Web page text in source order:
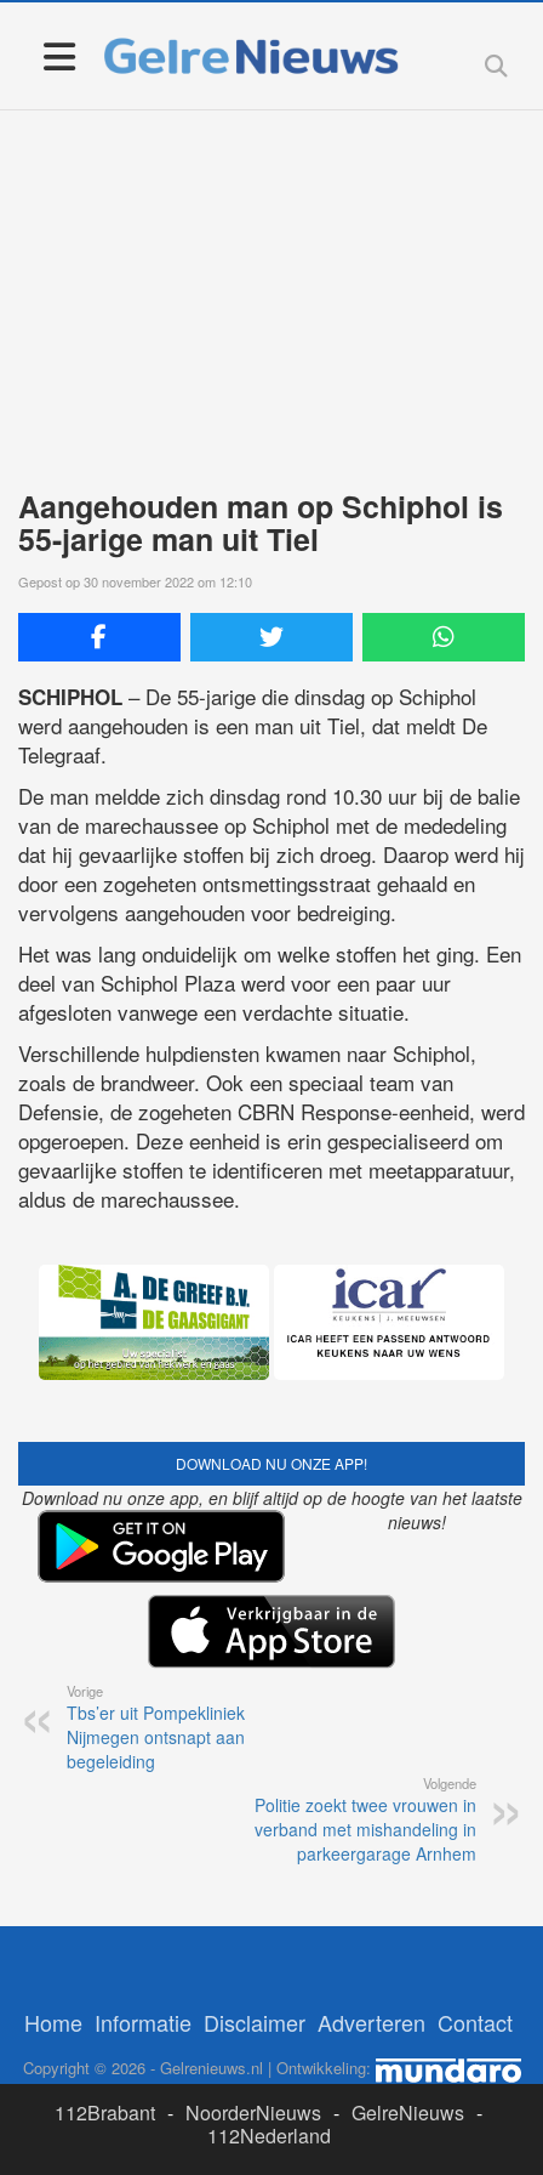
Aangehouden man op Schiphol is
55-jarige man uit Tiel
Gepost op 30 november 2022 om 12:10
SCHIPHOL – De 55-jarige die dinsdag op Schiphol
werd aangehouden is een man uit Tiel, dat meldt De
Telegraaf.
De man meldde zich dinsdag rond 10.30 uur bij de balie
van de marechaussee op Schiphol met de mededeling
dat hij gevaarlijke stoffen bij zich droeg. Daarop werd hij
door een zogeheten ontsmettingsstraat gehaald en
vervolgens aangehouden voor bedreiging.
Het was lang onduidelijk om welke stoffen het ging. Een
deel van Schiphol Plaza werd voor een paar uur
afgesloten vanwege een verdachte situatie.
Verschillende hulpdiensten kwamen naar Schiphol,
zoals de brandweer. Ook een speciaal team van
Defensie, de zogeheten CBRN Response-eenheid, werd
opgeroepen. Deze eenheid is erin gespecialiseerd om
gevaarlijke stoffen te identificeren met meetapparatuur,
aldus de marechaussee.
DOWNLOAD NU ONZE APP!
Download nu onze app, en blijf altijd op de hoogte van het laatste
nieuws!
Vorige
Tbs’er uit Pompekliniek
Nijmegen ontsnapt aan
begeleiding
Volgende
Politie zoekt twee vrouwen in
verband met mishandeling in
parkeergarage Arnhem
Home Informatie Disclaimer Adverteren Contact
Copyright © 2026 - Gelrenieuws.nl | Ontwikkeling:
112Brabant - NoorderNieuws - GelreNieuws -
112Nederland